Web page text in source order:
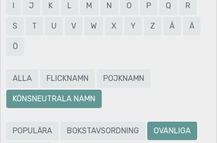
I J K L M N O P Q R
S T U V W X Y Z Å Ä
Ö
ALLA FLICKNAMN POJKNAMN
KÖNSNEUTRALA NAMN
POPULÄRA BOKSTAVSORDNING OVANLIGA